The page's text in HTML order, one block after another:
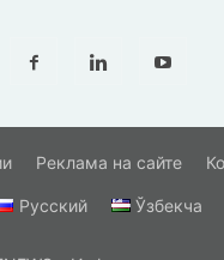
Реклама на сайте
Русский Ўзбекча